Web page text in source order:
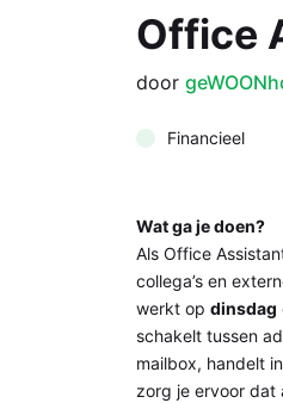
Office
door
Financieel
Wat ga je doen?
Als Office
collega’s en
werkt op dinsdag
schakelt tussen
mailbox, handelt
zorg je ervoor dat